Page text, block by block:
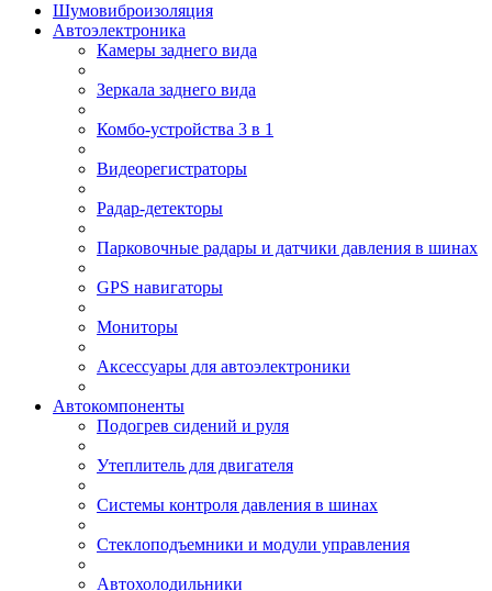
Шумовиброизоляция
Автоэлектроника
Камеры заднего вида
Зеркала заднего вида
Комбо-устройства 3 в 1
Видеорегистраторы
Радар-детекторы
Парковочные радары и датчики давления в шинах
GPS навигаторы
Мониторы
Аксессуары для автоэлектроники
Автокомпоненты
Подогрев сидений и руля
Утеплитель для двигателя
Системы контроля давления в шинах
Стеклоподъемники и модули управления
Автохолодильники